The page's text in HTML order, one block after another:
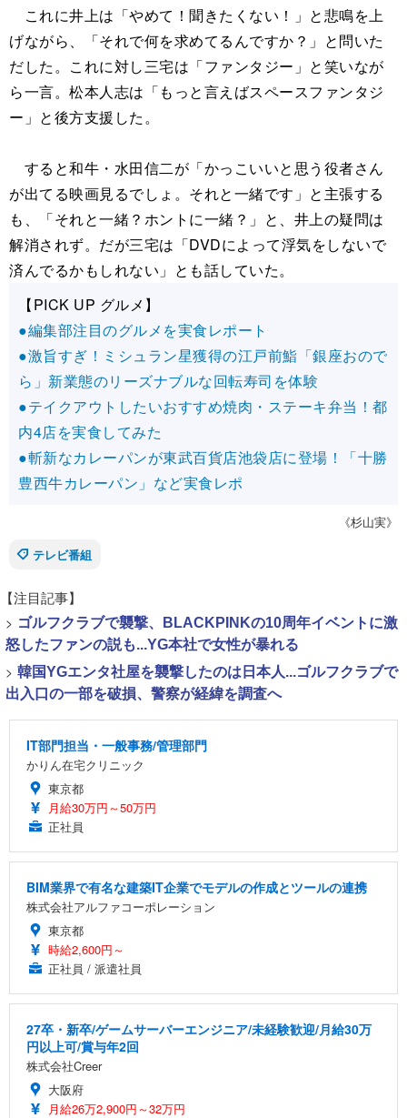
これに井上は「やめて！聞きたくない！」と悲鳴を上
げながら、「それで何を求めてるんですか？」と問いた
だした。これに対し三宅は「ファンタジー」と笑いなが
ら一言。松本人志は「もっと言えばスペースファンタジ
ー」と後方支援した。
すると和牛・水田信二が「かっこいいと思う役者さん
が出てる映画見るでしょ。それと一緒です」と主張する
も、「それと一緒？ホントに一緒？」と、井上の疑問は
解消されず。だが三宅は「DVDによって浮気をしないで
済んでるかもしれない」とも話していた。
【PICK UP グルメ】
●編集部注目のグルメを実食レポート
●激旨すぎ！ミシュラン星獲得の江戸前鮨「銀座おので
ら」新業態のリーズナブルな回転寿司を体験
●テイクアウトしたいおすすめ焼肉・ステーキ弁当！都
内4店を実食してみた
●斬新なカレーパンが東武百貨店池袋店に登場！「十勝
豊西牛カレーパン」など実食レポ
《杉山実》
テレビ番組
【注目記事】
> ゴルフクラブで襲撃、BLACKPINKの10周年イベントに激
怒したファンの説も...YG本社で女性が暴れる
> 韓国YGエンタ社屋を襲撃したのは日本人...ゴルフクラブで
出入口の一部を破損、警察が経緯を調査へ
IT部門担当・一般事務/管理部門
かりん在宅クリニック
東京都
月給30万円～50万円
正社員
BIM業界で有名な建築IT企業でモデルの作成とツールの連携
株式会社アルファコーポレーション
東京都
時給2,600円～
正社員 / 派遣社員
27卒・新卒/ゲームサーバーエンジニア/未経験歓迎/月給30万
円以上可/賞与年2回
株式会社Creer
大阪府
月給26万2,900円～32万円